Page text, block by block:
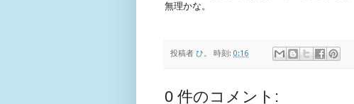
無理かな。
投稿者 ひ。 時刻: 0:16
0 件のコメント: